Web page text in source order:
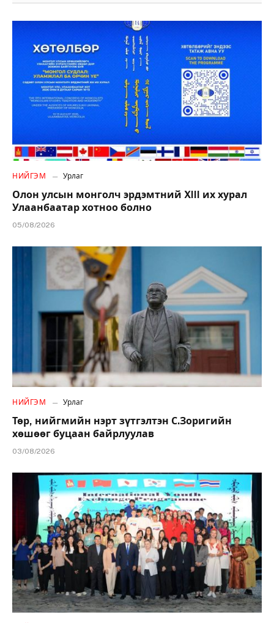
НИЙГЭМ Урлаг
Олон улсын монголч эрдэмтний XIII их хурал
Улаанбаатар хотноо болно
05/08/2026
НИЙГЭМ Урлаг
Төр, нийгмийн нэрт зүтгэлтэн С.Зоригийн
хөшөөг буцаан байрлуулав
03/08/2026